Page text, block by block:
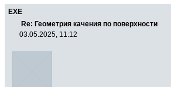
EXE
Re: Геометрия качения по поверхности
03.05.2025, 11:12